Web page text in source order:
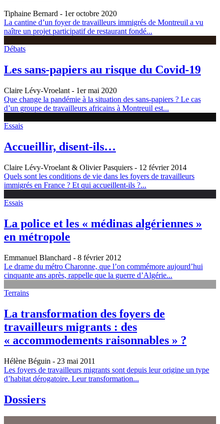
Tiphaine Bernard - 1er octobre 2020
La cantine d’un foyer de travailleurs immigrés de Montreuil a vu
naître un projet participatif de restaurant fondé...
Débats
Les sans-papiers au risque du Covid-19
Claire Lévy-Vroelant - 1er mai 2020
Que change la pandémie à la situation des sans-papiers ? Le cas
d’un groupe de travailleurs africains à Montreuil est...
Essais
Accueillir, disent-ils…
Claire Lévy-Vroelant & Olivier Pasquiers - 12 février 2014
Quels sont les conditions de vie dans les foyers de travailleurs
immigrés en France ? Et qui accueillent-ils ?...
Essais
La police et les « médinas algériennes »
en métropole
Emmanuel Blanchard - 8 février 2012
Le drame du métro Charonne, que l’on commémore aujourd’hui
cinquante ans après, rappelle que la guerre d’Algérie...
Terrains
La transformation des foyers de
travailleurs migrants : des
« accommodements raisonnables » ?
Hélène Béguin - 23 mai 2011
Les foyers de travailleurs migrants sont depuis leur origine un type
d’habitat dérogatoire. Leur transformation...
Dossiers